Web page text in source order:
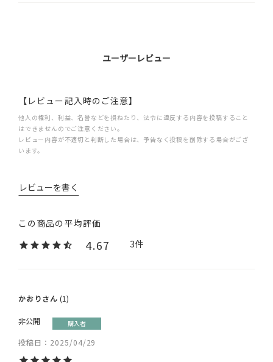
ユーザーレビュー
【レビュー記入時のご注意】
他人の権利、利益、名誉などを損ねたり、法令に違反する内容を投稿すること
はできませんのでご注意ください。
レビュー内容が不適切と判断した場合は、予告なく投稿を削除する場合がござ
います。
4.67 3
かおり 1
購入者
非公開
投稿日 2025/04/29
レビューを書く